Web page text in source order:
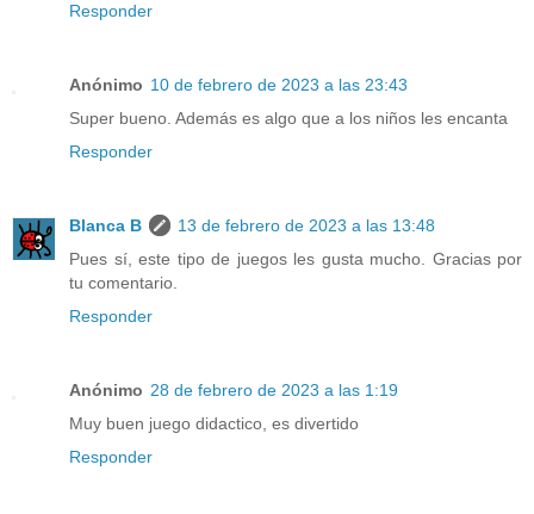
Responder
Anónimo 10 de febrero de 2023 a las 23:43
Super bueno. Además es algo que a los niños les encanta
Responder
Blanca B
13 de febrero de 2023 a las 13:48
Pues sí, este tipo de juegos les gusta mucho. Gracias por
tu comentario.
Responder
Anónimo 28 de febrero de 2023 a las 1:19
Muy buen juego didactico, es divertido
Responder